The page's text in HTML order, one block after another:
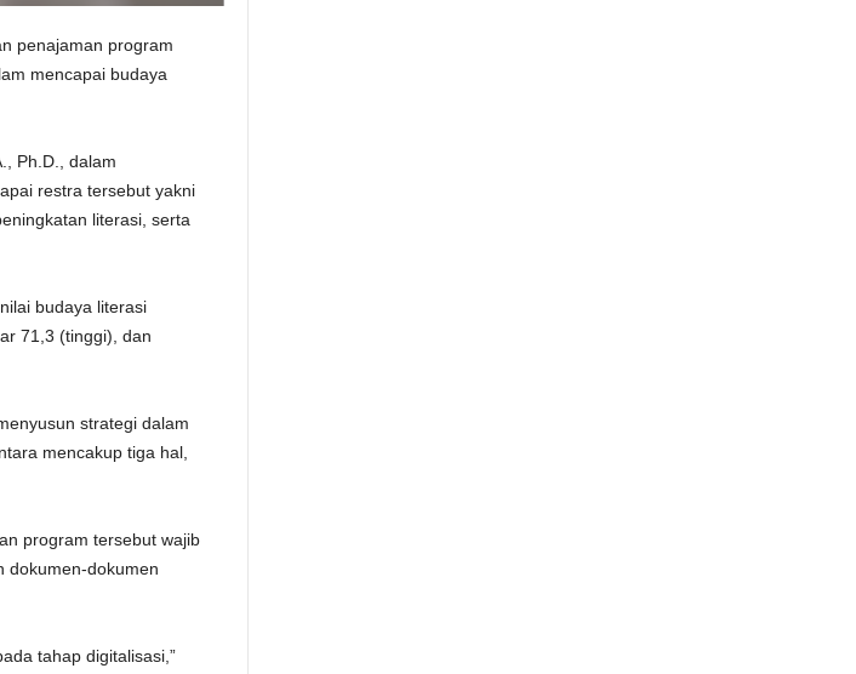
penajaman program
mencapai budaya
Ph.D., dalam
restra tersebut yakni
literasi, serta
budaya literasi
71,3 (tinggi), dan
strategi dalam
mencakup tiga hal,
program tersebut wajib
dokumen-dokumen
tahap digitalisasi,”